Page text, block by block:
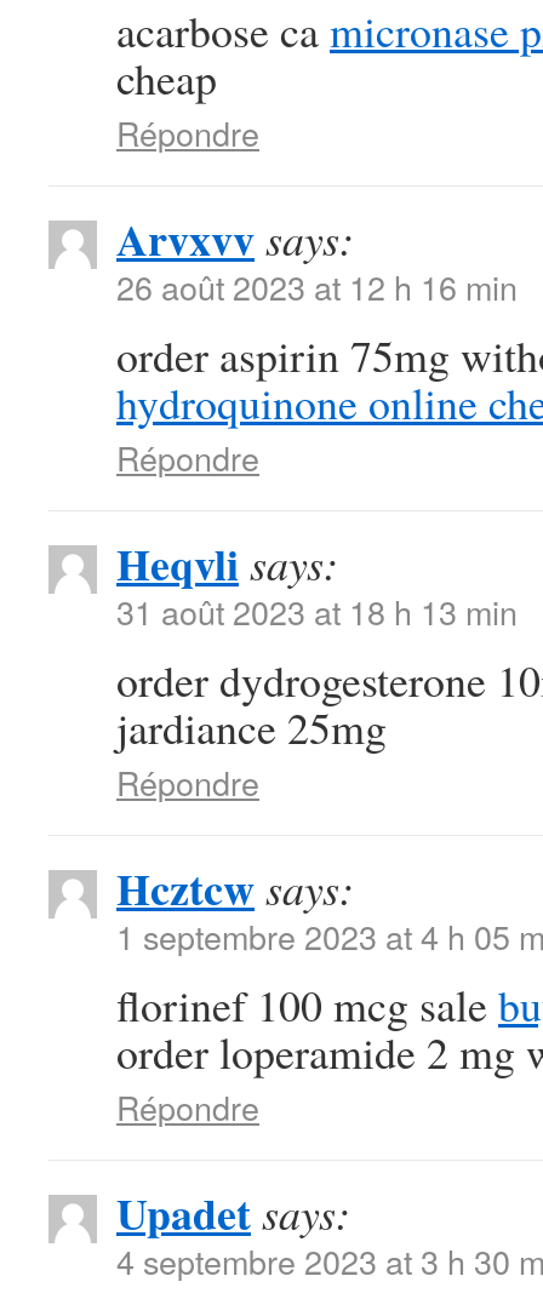
acarbose camicronase
cheap
Répondre
Arvxvvsays:
26 août 2023 at 12 h 16 min
order aspirin 75mg
hydroquinone online
Répondre
Heqvlisays:
31 août 2023 at 18 h 13 min
order dydrogesterone
jardiance 25mg
Répondre
Hcztcwsays:
1 septembre 2023 at 4 h 05
florinef 100 mcg sale
order loperamide 2 mg
Répondre
Upadetsays:
4 septembre 2023 at 3 h 30